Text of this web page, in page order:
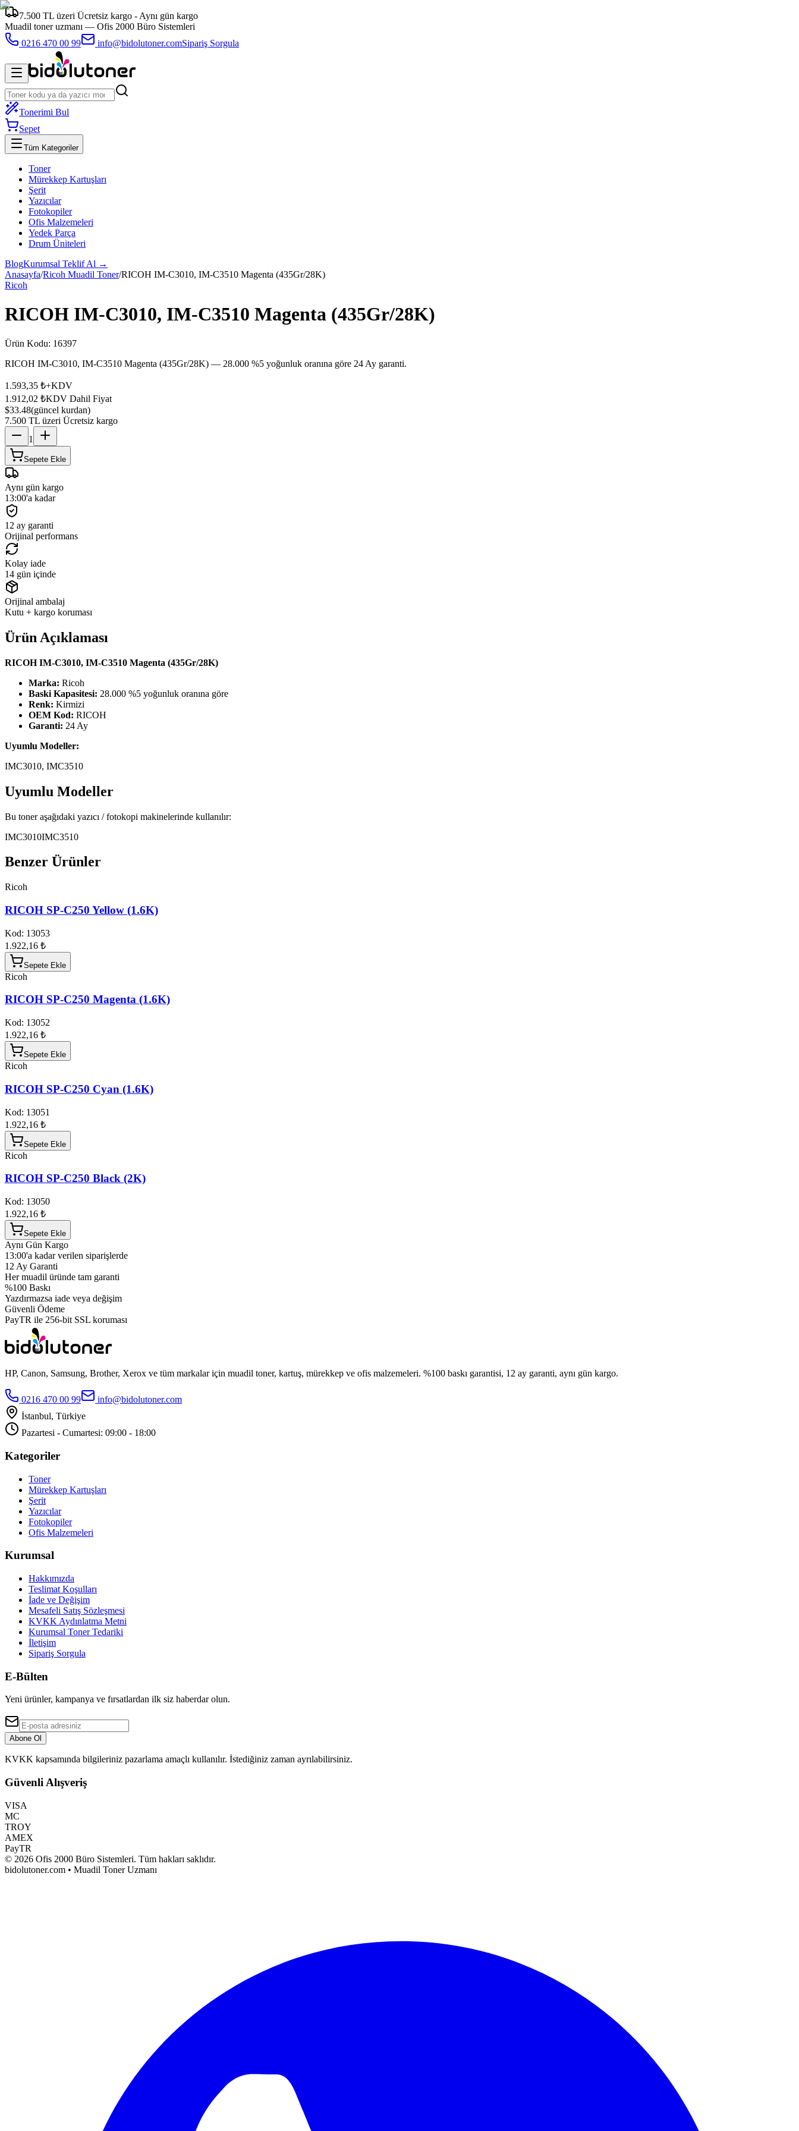
7.500 TL üzeri Ücretsiz kargo - Aynı gün kargo
Muadil toner uzmanı — Ofis 2000 Büro Sistemleri
0216 470 00 99
info@bidolutoner.comSipariş Sorgula
Tonerimi Bul
Sepet
Tüm Kategoriler
Toner
Mürekkep Kartuşları
Şerit
Yazıcılar
Fotokopiler
Ofis Malzemeleri
Yedek Parça
Drum Üniteleri
BlogKurumsal Teklif Al →
Anasayfa/Ricoh Muadil Toner/RICOH IM-C3010, IM-C3510 Magenta (435Gr/28K)
Ricoh
RICOH IM-C3010, IM-C3510 Magenta (435Gr/28K)
Ürün Kodu: 16397
RICOH IM-C3010, IM-C3510 Magenta (435Gr/28K) — 28.000 %5 yoğunluk oranına göre 24 Ay garanti.
1.593,35 ₺+KDV
1.912,02 ₺KDV Dahil Fiyat
$33.48(güncel kurdan)
7.500 TL üzeri Ücretsiz kargo
1
Sepete Ekle
Aynı gün kargo
13:00'a kadar
12 ay garanti
Orijinal performans
Kolay iade
14 gün içinde
Orijinal ambalaj
Kutu + kargo koruması
Ürün Açıklaması
RICOH IM-C3010, IM-C3510 Magenta (435Gr/28K)
Marka: Ricoh
Baski Kapasitesi: 28.000 %5 yoğunluk oranına göre
Renk: Kirmizi
OEM Kod: RICOH
Garanti: 24 Ay
Uyumlu Modeller:
IMC3010, IMC3510
Uyumlu Modeller
Bu toner aşağıdaki yazıcı / fotokopi makinelerinde kullanılır:
IMC3010IMC3510
Benzer Ürünler
Ricoh
RICOH SP-C250 Yellow (1.6K)
Kod: 13053
1.922,16 ₺
Sepete Ekle
Ricoh
RICOH SP-C250 Magenta (1.6K)
Kod: 13052
1.922,16 ₺
Sepete Ekle
Ricoh
RICOH SP-C250 Cyan (1.6K)
Kod: 13051
1.922,16 ₺
Sepete Ekle
Ricoh
RICOH SP-C250 Black (2K)
Kod: 13050
1.922,16 ₺
Sepete Ekle
Aynı Gün Kargo
13:00'a kadar verilen siparişlerde
12 Ay Garanti
Her muadil üründe tam garanti
%100 Baskı
Yazdırmazsa iade veya değişim
Güvenli Ödeme
PayTR ile 256-bit SSL koruması
HP, Canon, Samsung, Brother, Xerox ve tüm markalar için muadil toner, kartuş, mürekkep ve ofis malzemeleri. %100 baskı garantisi, 12 ay garanti, aynı gün kargo.
0216 470 00 99
info@bidolutoner.com
İstanbul, Türkiye
Pazartesi - Cumartesi: 09:00 - 18:00
Kategoriler
Toner
Mürekkep Kartuşları
Şerit
Yazıcılar
Fotokopiler
Ofis Malzemeleri
Kurumsal
Hakkımızda
Teslimat Koşulları
İade ve Değişim
Mesafeli Satış Sözleşmesi
KVKK Aydınlatma Metni
Kurumsal Toner Tedariki
İletişim
Sipariş Sorgula
E-Bülten
Yeni ürünler, kampanya ve fırsatlardan ilk siz haberdar olun.
Abone Ol
KVKK kapsamında bilgileriniz pazarlama amaçlı kullanılır. İstediğiniz zaman ayrılabilirsiniz.
Güvenli Alışveriş
VISA
MC
TROY
AMEX
PayTR
© 2026 Ofis 2000 Büro Sistemleri. Tüm hakları saklıdır.
bidolutoner.com • Muadil Toner Uzmanı